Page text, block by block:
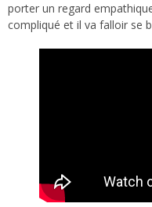
porter un regard
compliqué et il va falloir se